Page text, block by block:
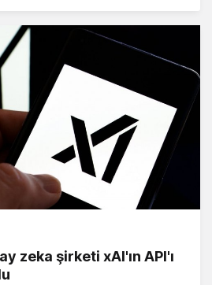
zeka şirketi xAI'ın API'ı